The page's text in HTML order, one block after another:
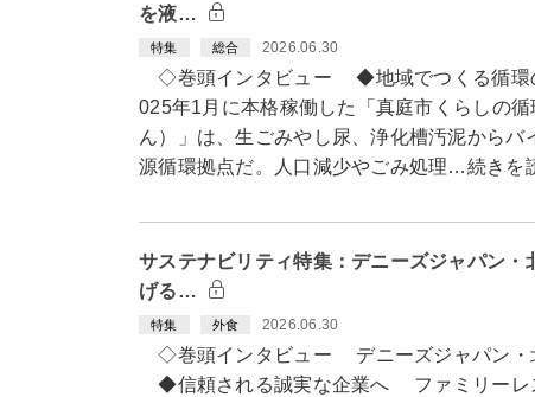
を液…
特集 総合 2026.06.30
◇巻頭インタビュー ◆地域でつくる循環
025年1月に本格稼働した「真庭市くらしの
ん）」は、生ごみやし尿、浄化槽汚泥から
源循環拠点だ。人口減少やごみ処理…続きを
サステナビリティ特集：デニーズジャパン
げる…
特集 外食 2026.06.30
◇巻頭インタビュー デニーズジャパン・
◆信頼される誠実な企業へ ファミリーレ